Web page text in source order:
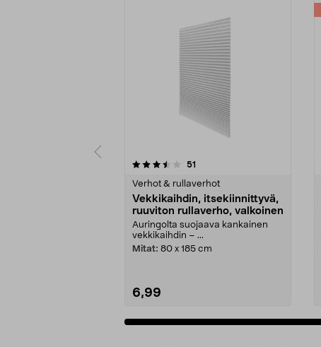
51
Verhot & rullaverhot
Vekkikaihdin, itsekiinnittyvä,
ruuviton rullaverho, valkoinen
Auringolta suojaava kankainen
vekkikaihdin – ...
Mitat: 80 x 185 cm
6,99
4.5 viidestä